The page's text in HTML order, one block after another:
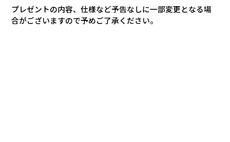
プレゼントの内容、仕様など予告なしに一部変更となる場
合がございますので予めご了承ください。